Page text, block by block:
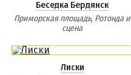
Беседка Бердянск
Приморская площадь, Ротонда и
сцена
Лиски